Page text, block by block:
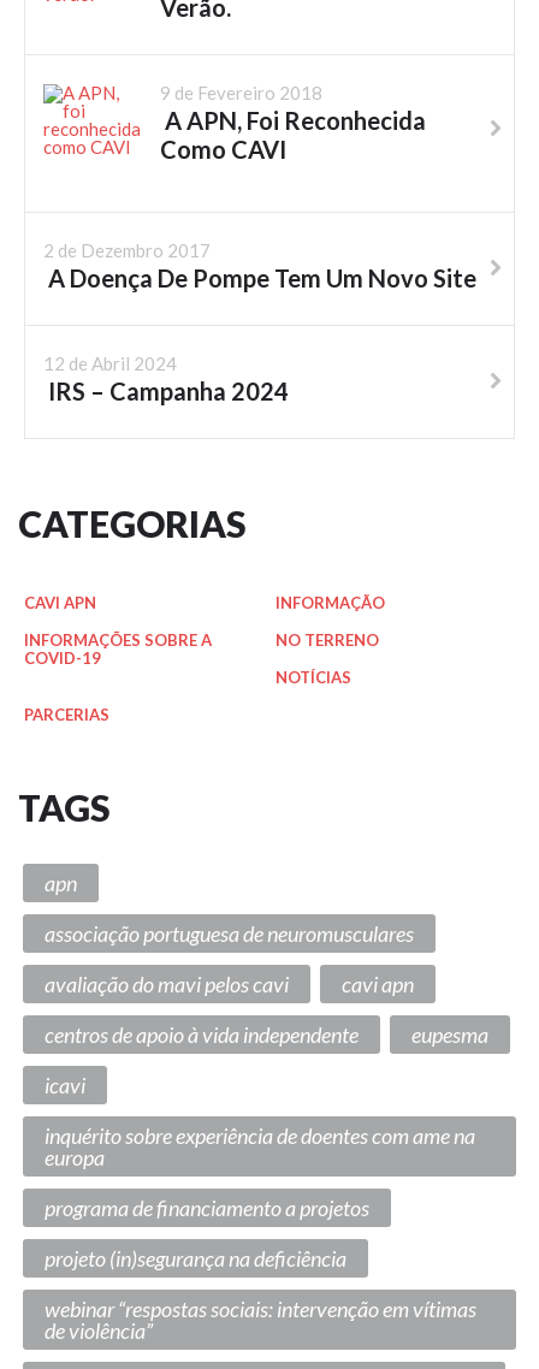
Verão.
9 de Fevereiro 2018
A APN, Foi Reconhecida
Como CAVI
2 de Dezembro 2017
A Doença De Pompe Tem Um Novo Site
12 de Abril 2024
IRS – Campanha 2024
CATEGORIAS
CAVI APN
INFORMAÇÃO
INFORMAÇÕES SOBRE A
COVID-19
NO TERRENO
NOTÍCIAS
PARCERIAS
TAGS
apn
associação portuguesa de neuromusculares
avaliação do mavi pelos cavi
cavi apn
centros de apoio à vida independente
eupesma
icavi
inquérito sobre experiência de doentes com ame na
europa
programa de financiamento a projetos
projeto (in)segurança na deficiência
webinar “respostas sociais: intervenção em vítimas
de violência”